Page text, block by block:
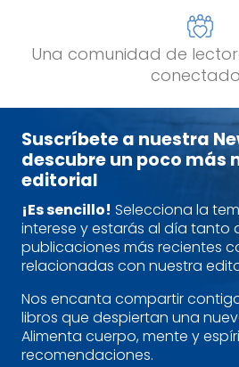
Una comunidad de
Suscríbete a nuestra
descubre un poco más
editorial
¡Es sencillo! Selecciona la
interese y estarás al día tanto
publicaciones más recientes
relacionadas con nuestra
Nos encanta compartir
libros que despiertan una
Alimenta cuerpo, mente y
recomendaciones.